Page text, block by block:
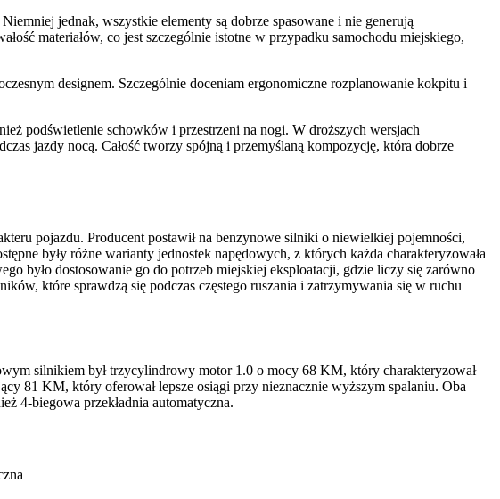
jednak, wszystkie elementy są dobrze spasowane i nie generują
materiałów, co jest szczególnie istotne w przypadku samochodu miejskiego,
designem. Szczególnie doceniam ergonomiczne rozplanowanie kokpitu i
podświetlenie schowków i przestrzeni na nogi. W droższych wersjach
jazdy nocą. Całość tworzy spójną i przemyślaną kompozycję, która dobrze
pojazdu. Producent postawił na benzynowe silniki o niewielkiej pojemności,
były różne warianty jednostek napędowych, z których każda charakteryzowała
było dostosowanie go do potrzeb miejskiej eksploatacji, gdzie liczy się zarówno
które sprawdzą się podczas częstego ruszania i zatrzymywania się w ruchu
silnikiem był trzycylindrowy motor 1.0 o mocy 68 KM, który charakteryzował
81 KM, który oferował lepsze osiągi przy nieznacznie wyższym spalaniu. Oba
4-biegowa przekładnia automatyczna.